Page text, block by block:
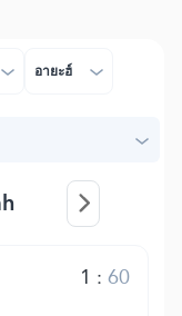
อายะฮ์
1 :60